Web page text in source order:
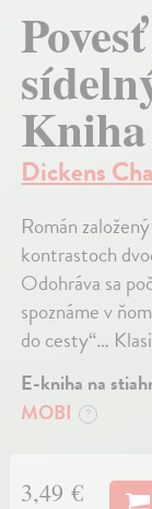
Dickens
Román
kontrastoch
Odohráva sa
spoznáme v
do cesty“…
E-kniha na
MOBI
?
3,49 €